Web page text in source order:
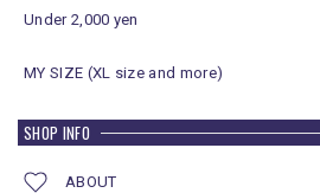
Under 2,000 yen
MY SIZE (XL size and more)
SHOP INFO
ABOUT